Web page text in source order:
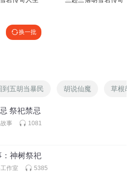
换一批
到五胡当暴民 胡说仙魔 草根胡
祭祀禁忌
事 1081
：神树祭祀
作室 5385